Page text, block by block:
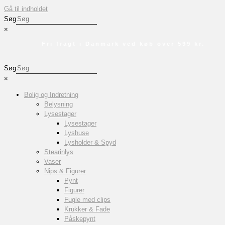
Gå til indholdet
Søg
×
Søg
×
Bolig og Indretning
Belysning
Lysestager
Lysestager
Lyshuse
Lysholder & Spyd
Stearinlys
Vaser
Nips & Figurer
Pynt
Figurer
Fugle med clips
Krukker & Fade
Påskepynt